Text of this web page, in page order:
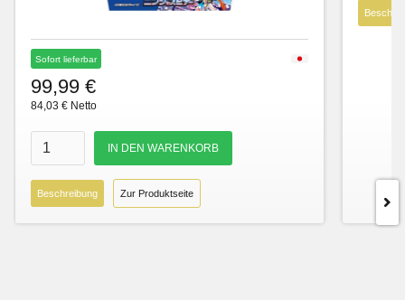
Sofort lieferbar
99,99 €
84,03 € Netto
Beschreibung Zur Produktseite